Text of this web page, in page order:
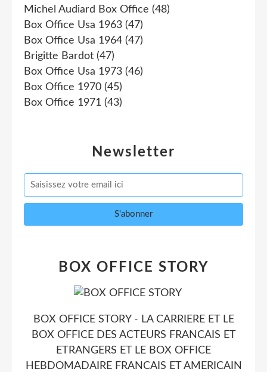
Newsletter
Michel Audiard Box Office (48)
Box Office Usa 1963 (47)
Box Office Usa 1964 (47)
Brigitte Bardot (47)
Box Office Usa 1973 (46)
Box Office 1970 (45)
Box Office 1971 (43)
BOX OFFICE STORY
BOX OFFICE STORY - LA CARRIERE ET LE
BOX OFFICE DES ACTEURS FRANCAIS ET
ETRANGERS ET LE BOX OFFICE
HEBDOMADAIRE FRANCAIS ET AMERICAIN